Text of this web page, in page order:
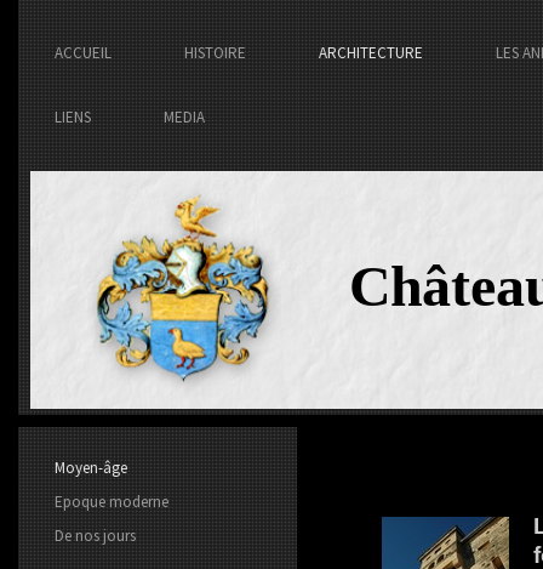
ACCUEIL HISTOIRE ARCHITECTURE LES
LIENS MEDIA
Moyen-âge
Epoque moderne
De nos jours